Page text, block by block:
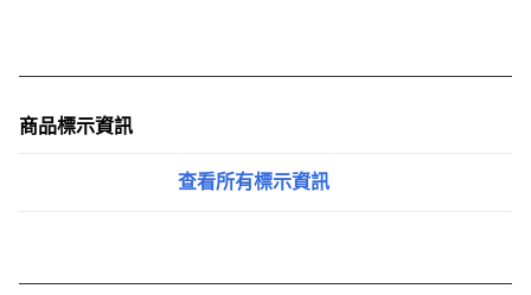
商品標示資訊
查看所有標示資訊